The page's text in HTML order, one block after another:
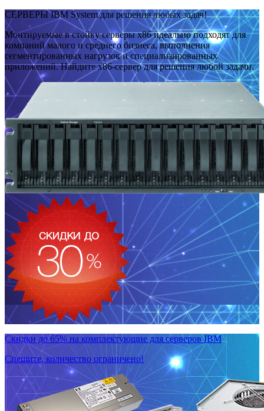
СЕРВЕРЫ IBM System для решения любых задач!
Монтируемые в стойку серверы x86 идеально подходят для
компаний малого и среднего бизнеса, выполнения
сегментированных нагрузок и специализированных
приложений. Найдите x86-сервер для решения любой задачи.
Скидки до 65% на комплектующие для серверов IBM
Спешите, количество ограничено!